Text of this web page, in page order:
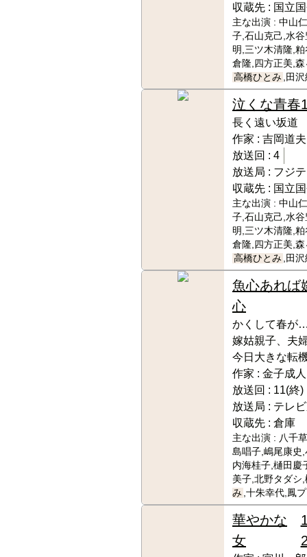
収蔵先 : 国立
主な出演 : 中山
子,石山克己,水
明,三ツ木清隆,
倉隆,四方正美,
高橋ひとみ ,田
泣くな青春
長く遠い坂道
作家 : 吉岡道
放送回 : 4
放送局 : フジ
収蔵先 : 国立
主な出演 : 中山
子,石山克己,水
明,三ツ木清隆,
倉隆,四方正美,
高橋ひとみ ,田
魚心あれば
心
かくして春が
嫁姑親子、夫
今日大きな転
作家 : 金子成人
放送回 : 11(終)
放送局 : テレ
収蔵先 : 倉庫
主な出演 : 八千
島唱子,嶋尾康史
内海桂子,樋田慶
美子,北野タダシ
み ,十朱幸代,鳳
華やかな
女